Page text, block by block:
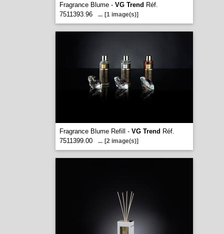
Fragrance Blume - VG Trend Réf.
7511393.96
... [1 image(s)]
Fragrance Blume Refill - VG Trend Réf.
7511399.00
... [2 image(s)]